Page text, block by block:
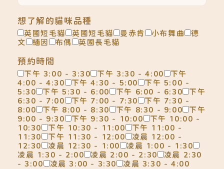
想了解的貓咪品種
英國短毛貓 英國短毛貓 曼赤肯 小布舞曲
德
文
緬因 布偶 英國長毛貓
預約時間
下午 3:00 - 3:30 下午 3:30 - 4:00
下午
4:00 - 4:30
下午 4:30 - 5:00
下午 5:00 -
5:30
下午 5:30 - 6:00 下午 6:00 - 6:30
下午
6:30 - 7:00
下午 7:00 - 7:30
下午 7:30 -
8:00
下午 8:00 - 8:30 下午 8:30 - 9:00
下午
9:00 - 9:30
下午 9:30 - 10:00
下午 10:00 -
10:30
下午 10:30 - 11:00
下午 11:00 -
11:30
下午 11:30 - 12:00
凌晨 12:00 -
12:30
凌晨 12:30 - 1:00
凌晨 1:00 - 1:30
凌晨 1:30 - 2:00
凌晨 2:00 - 2:30
凌晨 2:30
- 3:00
凌晨 3:00 - 3:30 凌晨 3:30 - 4:00